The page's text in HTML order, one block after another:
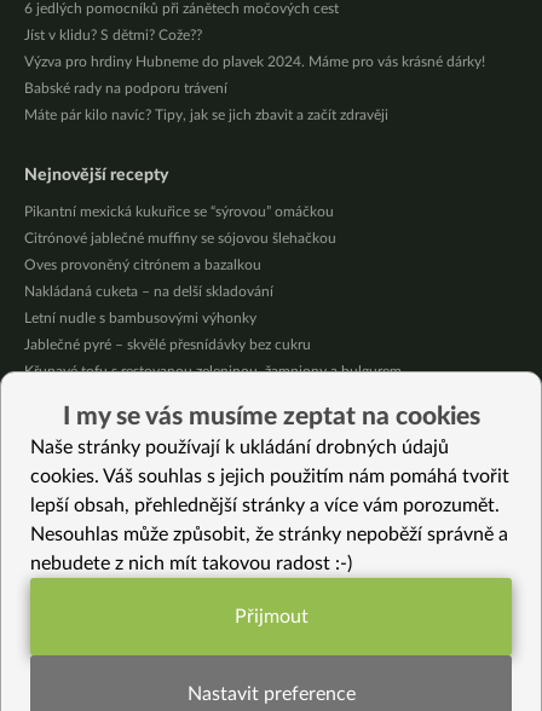
6 jedlých pomocníků při zánětech močových cest
Jíst v klidu? S dětmi? Cože??
Výzva pro hrdiny Hubneme do plavek 2024. Máme pro vás krásné dárky!
Babské rady na podporu trávení
Máte pár kilo navíc? Tipy, jak se jich zbavit a začít zdravěji
Nejnovější recepty
Pikantní mexická kukuřice se “sýrovou” omáčkou
Citrónové jablečné muffiny se sójovou šlehačkou
Oves provoněný citrónem a bazalkou
Nakládaná cuketa – na delší skladování
Letní nudle s bambusovými výhonky
Jablečné pyré – skvělé přesnídávky bez cukru
Křupavé tofu s restovanou zeleninou, žampiony a bulgurem
Mrkvovo-dýňová krémová polévka
Osvěžující kuskus
Vybrané recepty
Smažená rýže s chilli papričkou a petrželkou
Novoroční čočková polévka
Jemný kopřivový krém s koprem
I my se vás musíme zeptat na cookies
Naše stránky používají k ukládání drobných údajů
cookies. Váš souhlas s jejich použitím nám pomáhá tvořit
lepší obsah, přehlednější stránky a více vám porozumět.
Nesouhlas může způsobit, že stránky nepoběží správně a
nebudete z nich mít takovou radost :-)
Funkční nastavení potřebujeme (vždy
Přijmout
Nastavit preference